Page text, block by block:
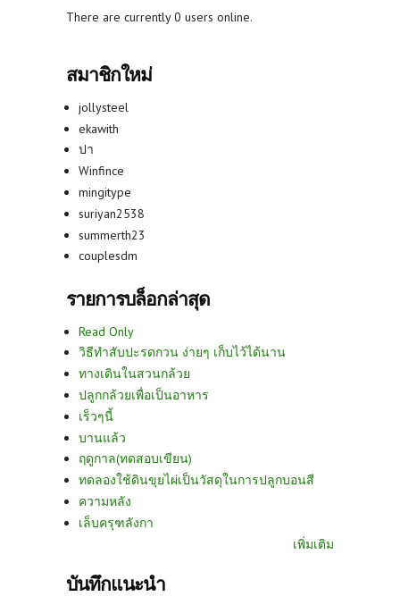
There are currently 0 users online.
สมาชิกใหม่
jollysteel
ekawith
ปา
Winfince
mingitype
suriyan2538
summerth23
couplesdm
รายการบล็อกล่าสุด
Read Only
วิธีทำสับปะรดกวน ง่ายๆ เก็บไว้ได้นาน
ทางเดินในสวนกล้วย
ปลูกกล้วยเพื่อเป็นอาหาร
เร็วๆนี้
บานแล้ว
ฤดูกาล(ทดสอบเขียน)
ทดลองใช้ดินขุยไผ่เป็นวัสดุในการปลูกบอนสี
ความหลัง
เล็บครุฑลังกา
เพิ่มเติม
บันทึกแนะนำ